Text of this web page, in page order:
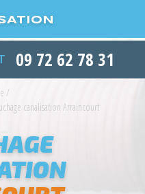
09 72 62 78 31
/
canalisation Arraincourt